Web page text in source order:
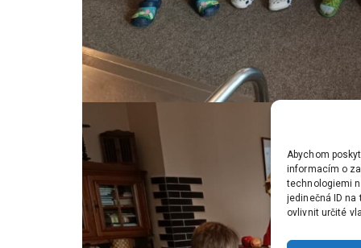
Abychom
informacím o
technologiemi
jedinečná ID na
ovlivnit určité